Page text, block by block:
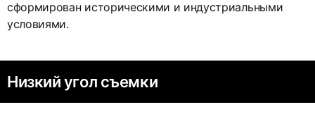
сформирован историческими и индустриальными
условиями.
Низкий угол съемки